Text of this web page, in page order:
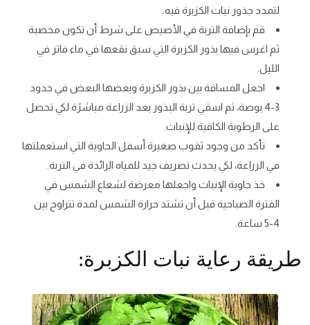
لتمدد جذور نبات الكزبرة فيه.
قم بإضافة التربة في الأصيص على شرط أن تكون مخصبة
ثم اغرس فيها بذور الكزبرة التي سبق نقعها في ماء فاتر في
الليل.
اجعل المسافة بين بذور الكزبرة وبعضها البعض في حدود
3-4 بوصة، ثم اسقي تربة البذور بعد الزراعة مباشرًة لكي تحصل
على الرطوبة الكافية للإنبات.
تأكد من وجود ثقوب صغيرة أسفل الحاوية التي استعملتها
في الزراعة، لكي يحدث تصريف جيد للمياه الزائدة في التربة.
خذ حاوية الإنبات واجعلها معرضة لشعاع الشمس في
الفترة الصباحية قبل أن تشتد حرارة الشمس لمدة تتراوح بين
4-5 ساعة.
طريقة رعاية نبات الكزبرة: